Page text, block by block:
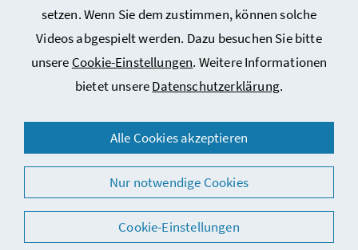
setzen. Wenn Sie dem zustimmen, können solche
Videos abgespielt werden. Dazu besuchen Sie bitte
unsere Cookie-Einstellungen. Weitere Informationen
bietet unsereDatenschutzerklärung.
Alle Cookies akzeptieren
Nur notwendige Cookies
Cookie-Einstellungen
© 2026 Bundesministerium für Arbeit, Soziales, Gesundheit,
Pflege und Konsumentenschutz